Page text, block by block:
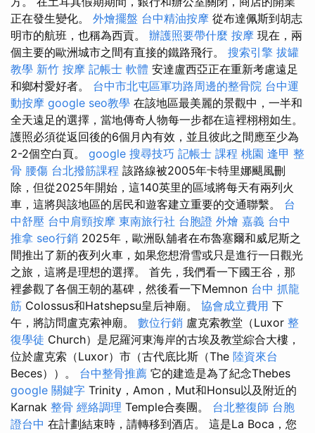
正在發生變化。 外燴擺盤 台中精油按摩 從布達佩斯到胡志
明市的航班，也稱為西貢。 辦護照要帶什麼 按摩 現在，兩
個主要的歐洲城市之間有直接的鐵路飛行。 搜索引擎 拔罐
教學 新竹 按摩 記帳士 軟體 安達盧西亞正在重新考慮遠足
和鄉村愛好者。 台中市北屯區軍功路周邊的整骨院 台中運
動按摩 google seo教學 在該地區最美麗的景觀中，一半和
全天遠足的選擇，當地傳奇人物每一步都在這裡栩栩如生。
護照必須從返回後的6個月內有效，並且彼此之間應至少為
2-2個空白頁。 google 搜尋技巧 記帳士 課程 桃園 逢甲 整
骨 腰傷 台北撥筋課程 該路線被2005年卡特里娜颶風刪
除，但從2025年開始，這140英里的區域將每天有兩列火
車，這將與該地區的居民和遊客建立重要的交通聯繫。 台
中舒壓 台中肩頸按摩 東南旅行社 台胞證 外燴 嘉義 台中
推拿 seo行銷 2025年，歐洲臥舖者在布魯塞爾和威尼斯之
間推出了新的夜列火車，如果您想滑雪或只是進行一日觀光
之旅，這將是理想的選擇。 首先，我們看一下國王谷，那
裡參觀了各個王朝的墓碑，然後看一下Memnon 台中 抓龍
筋 Colossus和Hatshepsu皇后神廟。 協會成立費用 下
午，將訪問盧克索神廟。 數位行銷 盧克索教堂（Luxor 整
復學徒 Church）是尼羅河東海岸的古埃及教堂綜合大樓，
位於盧克索（Luxor）市（古代底比斯（The 陸資來台
Beces））。 台中整骨推薦 它的建造是為了紀念Thebes
google 關鍵字 Trinity，Amon，Mut和Honsu以及附近的
Karnak 整骨 經絡調理 Temple合奏團。 台北整復師 台胞
證台中 在計劃結束時，請轉移到酒店。 這是La Boca，您